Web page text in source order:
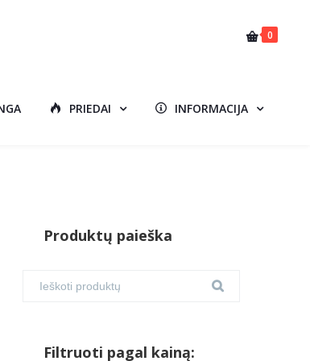
0
PRIEDAI INFORMACIJA
Produktų paieška
Filtruoti pagal kainą: